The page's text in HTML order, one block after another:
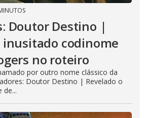
Doutor Destino |
inusitado codinome
no roteiro
por outro nome clássico da
Doutor Destino | Revelado o
de...